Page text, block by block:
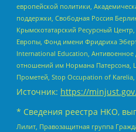
европейской политики,
поддержки, Свободная Россия
Крымскотатарский Ресурсный
Европы, Фонд имени Фридриха
International Education,
отношений им Нормана Патерсона,
Прометей, Stop Occupation of
Источник: https://
* Сведения реестра НКО,
Лилит, Правозащитная группа